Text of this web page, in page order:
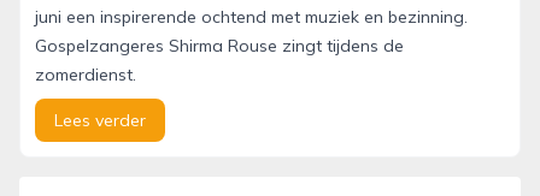
juni een inspirerende ochtend met muziek en bezinning.
Gospelzangeres Shirma Rouse zingt tijdens de
zomerdienst.
Lees verder